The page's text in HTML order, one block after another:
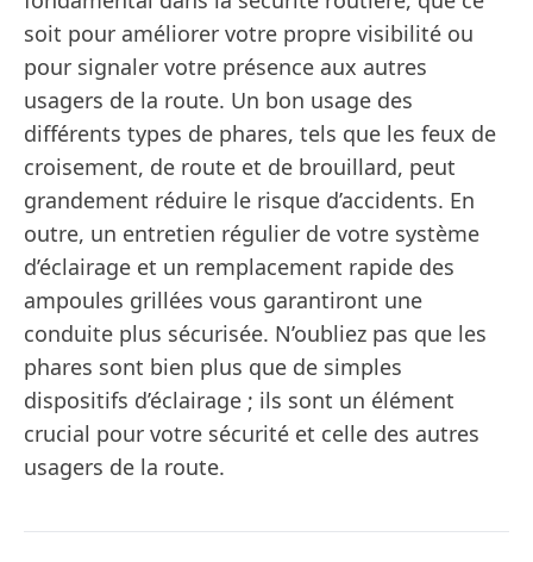
soit pour améliorer votre propre visibilité ou
pour signaler votre présence aux autres
usagers de la route. Un bon usage des
différents types de phares, tels que les feux de
croisement, de route et de brouillard, peut
grandement réduire le risque d’accidents. En
outre, un entretien régulier de votre système
d’éclairage et un remplacement rapide des
ampoules grillées vous garantiront une
conduite plus sécurisée. N’oubliez pas que les
phares sont bien plus que de simples
dispositifs d’éclairage ; ils sont un élément
crucial pour votre sécurité et celle des autres
usagers de la route.